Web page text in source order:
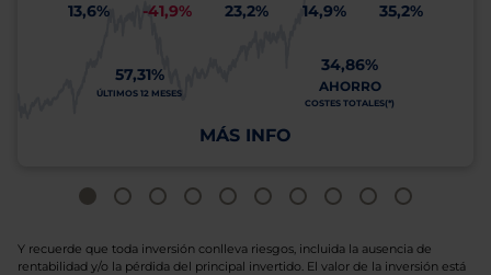
13,6% -41,9% 23,2% 14,9% 35,2%
57,31%
ÚLTIMOS 12 MESES
34,86%
AHORRO
COSTES TOTALES(*)
MÁS INFO
Y recuerde que toda inversión conlleva riesgos, incluida la ausencia de
rentabilidad y/o la pérdida del principal invertido. El valor de la inversión está